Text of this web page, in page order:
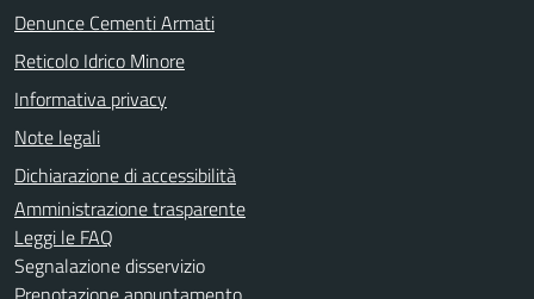
Denunce Cementi Armati
Reticolo Idrico Minore
Informativa privacy
Note legali
Dichiarazione di accessibilità
Amministrazione trasparente
Leggi le FAQ
Segnalazione disservizio